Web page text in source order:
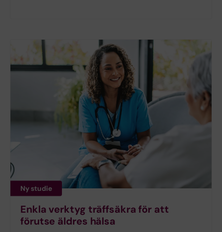
Ny studie
Enkla verktyg träffsäkra för att
förutse äldres hälsa